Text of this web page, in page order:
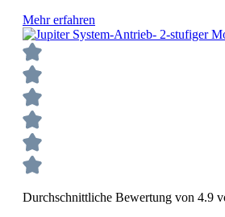
Mehr erfahren
Durchschnittliche Bewertung von 4.9